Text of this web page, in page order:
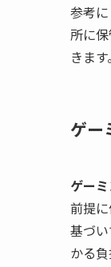
参考
所に
きます。
ゲー
ゲー
前提
基づ
かる